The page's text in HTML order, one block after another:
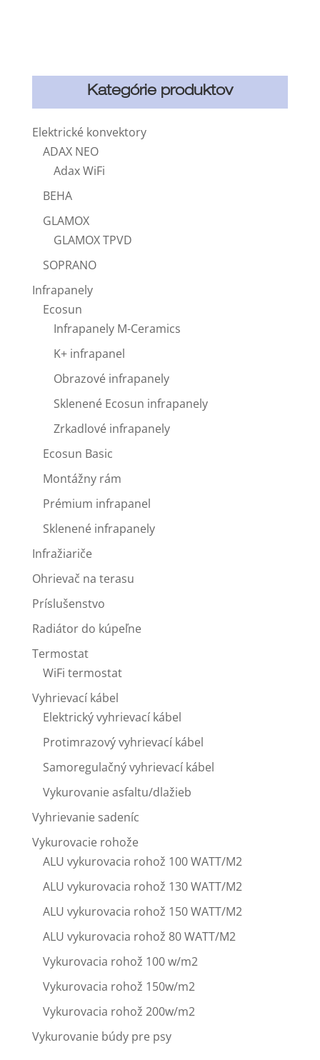
Kategórie produktov
Elektrické konvektory
ADAX NEO
Adax WiFi
BEHA
GLAMOX
GLAMOX TPVD
SOPRANO
Infrapanely
Ecosun
Infrapanely M-Ceramics
K+ infrapanel
Obrazové infrapanely
Sklenené Ecosun infrapanely
Zrkadlové infrapanely
Ecosun Basic
Montážny rám
Prémium infrapanel
Sklenené infrapanely
Infražiariče
Ohrievač na terasu
Príslušenstvo
Radiátor do kúpeľne
Termostat
WiFi termostat
Vyhrievací kábel
Elektrický vyhrievací kábel
Protimrazový vyhrievací kábel
Samoregulačný vyhrievací kábel
Vykurovanie asfaltu/dlažieb
Vyhrievanie sadeníc
Vykurovacie rohože
ALU vykurovacia rohož 100 WATT/M2
ALU vykurovacia rohož 130 WATT/M2
ALU vykurovacia rohož 150 WATT/M2
ALU vykurovacia rohož 80 WATT/M2
Vykurovacia rohož 100 w/m2
Vykurovacia rohož 150w/m2
Vykurovacia rohož 200w/m2
Vykurovanie búdy pre psy